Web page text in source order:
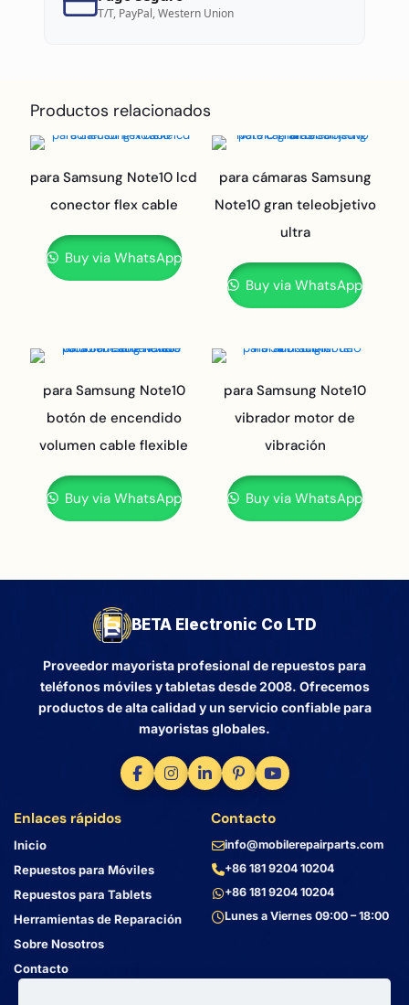
T/T, PayPal, Western Union
Productos relacionados
para Samsung Note10 lcd
conector flex cable
Buy via WhatsApp
para cámaras Samsung
Note10 gran teleobjetivo
ultra
Buy via WhatsApp
para Samsung Note10
botón de encendido
volumen cable flexible
Buy via WhatsApp
para Samsung Note10
vibrador motor de
vibración
Buy via WhatsApp
BETA Electronic Co LTD
Proveedor mayorista profesional de repuestos para
teléfonos móviles y tabletas desde 2008. Ofrecemos
productos de alta calidad y un servicio confiable para
mayoristas globales.
Enlaces rápidos
Inicio
Repuestos para Móviles
Repuestos para Tablets
Herramientas de Reparación
Sobre Nosotros
Contacto
Contacto
info@mobilerepairparts.com
+86 181 9204 10204
+86 181 9204 10204
Lunes a Viernes 09:00 – 18:00